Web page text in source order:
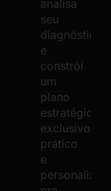
analisa
seu
diagnóstico
e
constrói
um
plano
estratégico,
exclusivo,
prático
e